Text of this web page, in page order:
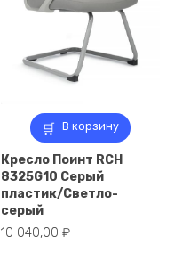
В корзину
Кресло Поинт RCH
8325G10 Серый
пластик/Светло-
серый
10 040,00 ₽